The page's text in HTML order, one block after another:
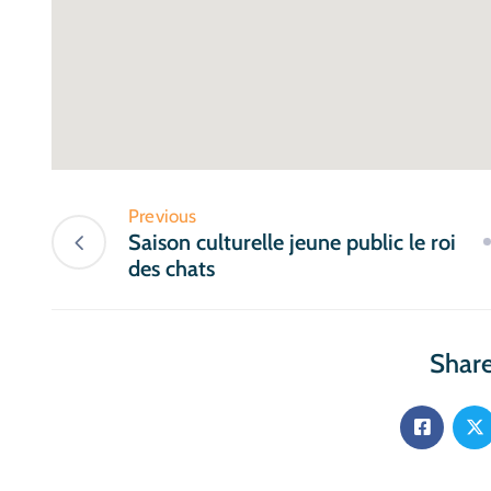
Previous
Saison culturelle jeune public le roi
des chats